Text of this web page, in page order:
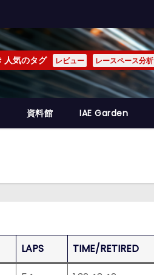
人気のタグ レビュー レースペース分析
資料館 IAE Garden
LAPS TIME/RETIRED